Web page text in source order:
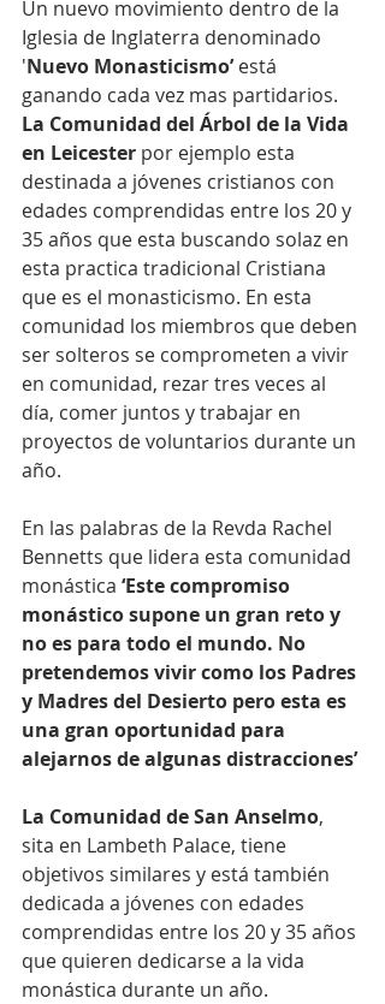
Un nuevo movimiento dentro de la
Iglesia de Inglaterra denominado
'Nuevo Monasticismo’ está
ganando cada vez mas partidarios.
La Comunidad del Árbol de la Vida
en Leicester por ejemplo esta
destinada a jóvenes cristianos con
edades comprendidas entre los 20 y
35 años que esta buscando solaz en
esta practica tradicional Cristiana
que es el monasticismo. En esta
comunidad los miembros que deben
ser solteros se comprometen a vivir
en comunidad, rezar tres veces al
día, comer juntos y trabajar en
proyectos de voluntarios durante un
año.
En las palabras de la Revda Rachel
Bennetts que lidera esta comunidad
monástica ‘Este compromiso
monástico supone un gran reto y
no es para todo el mundo. No
pretendemos vivir como los Padres
y Madres del Desierto pero esta es
una gran oportunidad para
alejarnos de algunas distracciones’
La Comunidad de San Anselmo,
sita en Lambeth Palace, tiene
objetivos similares y está también
dedicada a jóvenes con edades
comprendidas entre los 20 y 35 años
que quieren dedicarse a la vida
monástica durante un año.